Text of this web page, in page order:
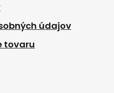
údajov
tovaru